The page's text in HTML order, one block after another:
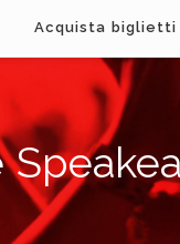
Acquista biglietti